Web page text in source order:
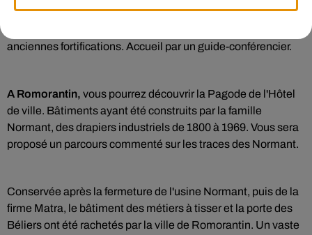
anciennes fortifications. Accueil par un guide-conférencier.
A Romorantin, vous pourrez découvrir la Pagode de l'Hôtel
de ville. Bâtiments ayant été construits par la famille
Normant, des drapiers industriels de 1800 à 1969. Vous sera
proposé un parcours commenté sur les traces des Normant.
Conservée après la fermeture de l'usine Normant, puis de la
firme Matra, le bâtiment des métiers à tisser et la porte des
Béliers ont été rachetés par la ville de Romorantin. Un vaste